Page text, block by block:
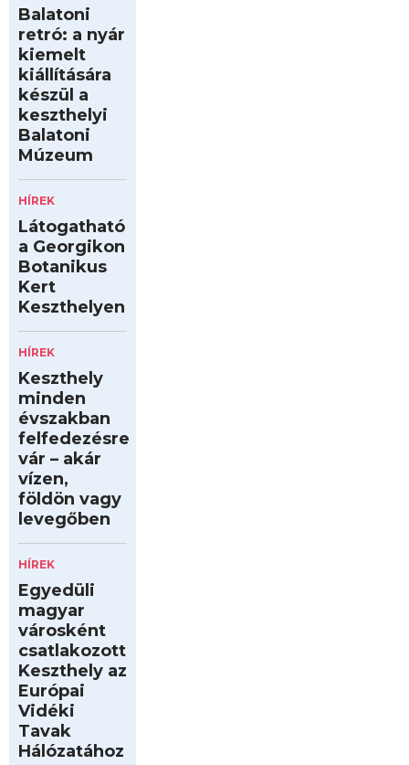
Balatoni
retró: a nyár
kiemelt
kiállítására
készül a
keszthelyi
Balatoni
Múzeum
HÍREK
Látogatható
a Georgikon
Botanikus
Kert
Keszthelyen
HÍREK
Keszthely
minden
évszakban
felfedezésre
vár – akár
vízen,
földön vagy
levegőben
HÍREK
Egyedüli
magyar
városként
csatlakozott
Keszthely az
Európai
Vidéki
Tavak
Hálózatához